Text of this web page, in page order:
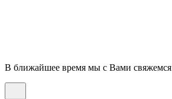
В ближайшее время мы с Вами свяжемся